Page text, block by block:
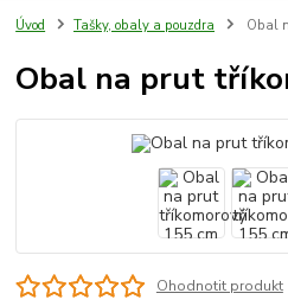
Úvod Tašky, obaly a pouzdra Obal
Obal na prut
Ohodnotit produkt